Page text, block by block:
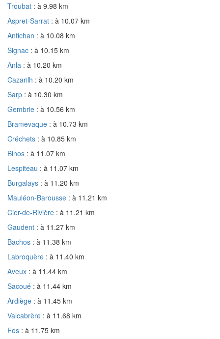
Troubat : à 9.98 km
Aspret-Sarrat : à 10.07 km
Antichan : à 10.08 km
Signac : à 10.15 km
Anla : à 10.20 km
Cazarilh : à 10.20 km
Sarp : à 10.30 km
Gembrie : à 10.56 km
Bramevaque : à 10.73 km
Créchets : à 10.85 km
Binos : à 11.07 km
Lespiteau : à 11.07 km
Burgalays : à 11.20 km
Mauléon-Barousse : à 11.21 km
Cier-de-Rivière : à 11.21 km
Gaudent : à 11.27 km
Bachos : à 11.38 km
Labroquère : à 11.40 km
Aveux : à 11.44 km
Sacoué : à 11.44 km
Ardiège : à 11.45 km
Valcabrère : à 11.68 km
Fos : à 11.75 km